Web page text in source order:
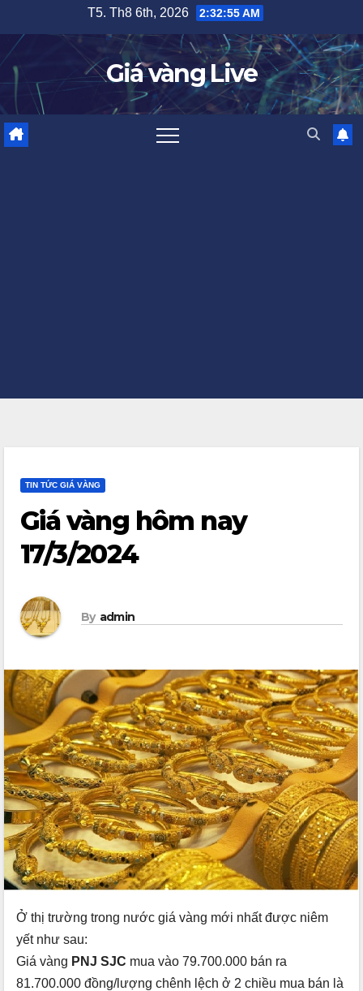
content
T5. Th8 6th, 2026 2:32:56 AM
Giá vàng Live
TIN TỨC GIÁ VÀNG
Giá vàng hôm nay
17/3/2024
By admin
Ở thị trường trong nước giá vàng mới nhất được niêm
yết như sau:
Giá vàng PNJ SJC mua vào 79.700.000 bán ra
81.700.000 đồng/lượng chênh lệch ở 2 chiều mua bán là